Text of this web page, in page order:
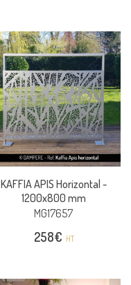
KAFFIA APIS Horizontal -
1200x800 mm
MG17657
258€ HT